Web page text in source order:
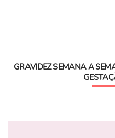
GRAVIDEZ SEMANA A